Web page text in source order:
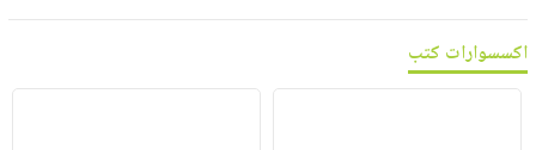
أطفال
مناسبات
فيديوهات
أسئلة
يتكرر
التسوق
اكسسوارات كتب